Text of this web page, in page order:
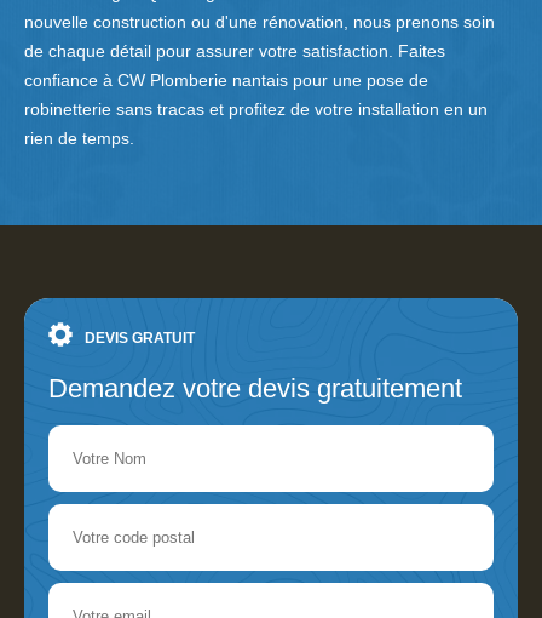
nouvelle construction ou d'une rénovation, nous prenons soin
de chaque détail pour assurer votre satisfaction. Faites
confiance à CW Plomberie nantais pour une pose de
robinetterie sans tracas et profitez de votre installation en un
rien de temps.
DEVIS GRATUIT
Demandez votre devis gratuitement